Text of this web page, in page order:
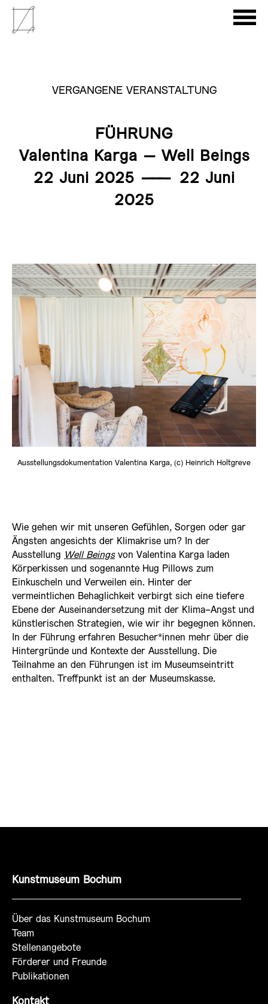
VERGANGENE VERANSTALTUNG
FÜHRUNG
Valentina Karga – Well Beings
22 Juni 2025 ———
22 Juni
2025
Ausstellungsdokumentation Valentina Karga, (c) Heinrich Holtgreve
Wie gehen wir mit unseren Gefühlen, Sorgen oder gar
Ängsten angesichts der Klimakrise um? In der
Ausstellung Well Beingsvon Valentina Karga laden
Körperkissen und sogenannte Hug Pillows zum
Einkuscheln und Verweilen ein. Hinter der
vermeintlichen Behaglichkeit verbirgt sich eine tiefere
Ebene der Auseinandersetzung mit der Klima-Angst und
künstlerischen Strategien, wie wir ihr begegnen können.
In der Führung erfahren Besucher*innen mehr über die
Hintergründe und Kontexte der Ausstellung. Die
Teilnahme an den Führungen ist im Museumseintritt
enthalten. Treffpunkt ist an der Museumskasse.
Kunstmuseum Bochum
Über das Kunstmuseum Bochum
Team
Stellenangebote
Förderer und Freunde
Publikationen
Kontakt